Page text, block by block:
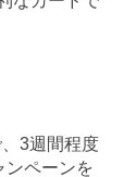
3週間程度
ンペーンを